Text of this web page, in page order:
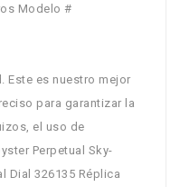
Modelo #
Este es nuestro mejor
para garantizar la
el uso de
Perpetual Sky-
Dial 326135 Réplica